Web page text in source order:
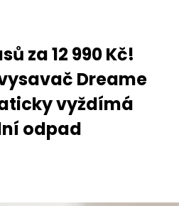
za 12 990 Kč!
Dreame
vyždímá
odpad